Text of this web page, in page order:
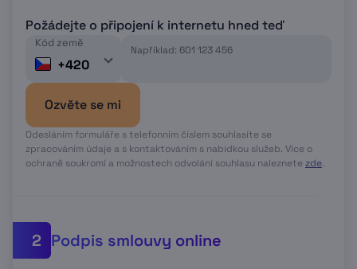
Požádejte o připojení k internetu hned teď
Kód země
+420
Například: 601 123 456
Ozvěte se mi
Odesláním formuláře s telefonním číslem souhlasíte se
zpracováním údaje a s kontaktováním s nabídkou služeb. Více o
ochraně soukromí a možnostech odvolání souhlasu naleznete zde.
2 Podpis smlouvy online